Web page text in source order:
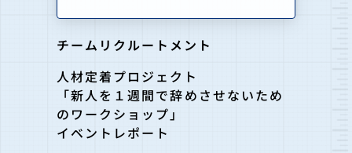
チームリクルートメント
人材定着プロジェクト
「新人を１週間で辞めさせないため
のワークショップ」
イベントレポート